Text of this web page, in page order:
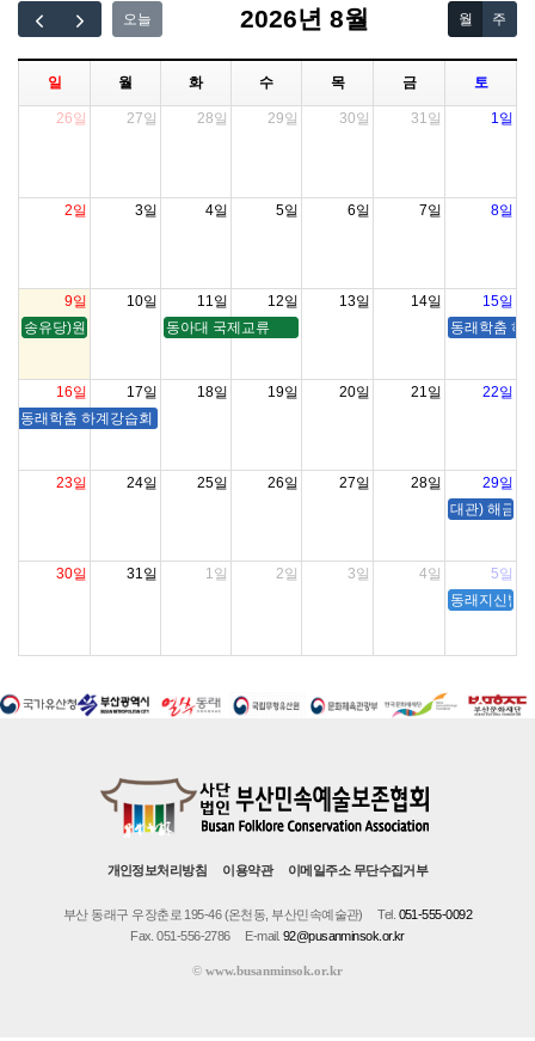
오늘 2026년 8월 월 주
일 월 화 수 목 금 토
26일 27일 28일 29일 30일 31일 1일
2일 3일 4일 5일 6일 7일 8일
9일 10일 11일 12일 13일 14일
15일
송유당)원향춤보존회 <잠룡제천 다시 여는 하늘>
동아대 국제교류 동래학춤 하
16일 17일 18일 19일 20일 21일
22일
동래학춤 하계강습회 및 워크숍 ( 송유당 , 대연습실 )
23일 24일 25일 26일 27일 28일
29일
대관) 해금아
30일 31일 1일 2일 3일 4일
5일
동래지신밟
개인정보처리방침 이용약관 이메일주소 무단수집거부
부산 동래구 우장춘로 195-46 (온천동, 부산민속예술관) Tel. 051-555-0092
Fax. 051-556-2786
E-mail. 92@pusanminsok.or.kr
© www.busanminsok.or.kr